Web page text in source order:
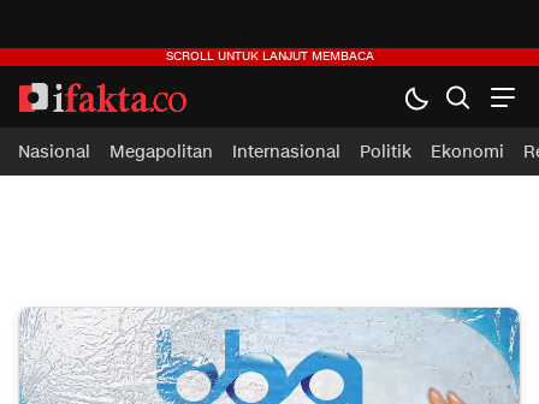
Nasional Megapolitan Internasional Politik Ekonomi